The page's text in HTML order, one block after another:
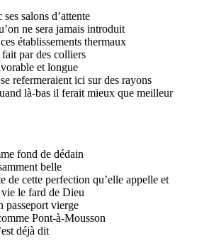
salons d’attente
ne sera jamais introduit
établissements thermaux
par des colliers
et longue
refermeraient ici sur des rayons
là-bas il ferait mieux que meilleur
fond de dédain
belle
de cette perfection qu’elle appelle et
le fard de Dieu
passeport vierge
Pont-à-Mousson
déjà dit